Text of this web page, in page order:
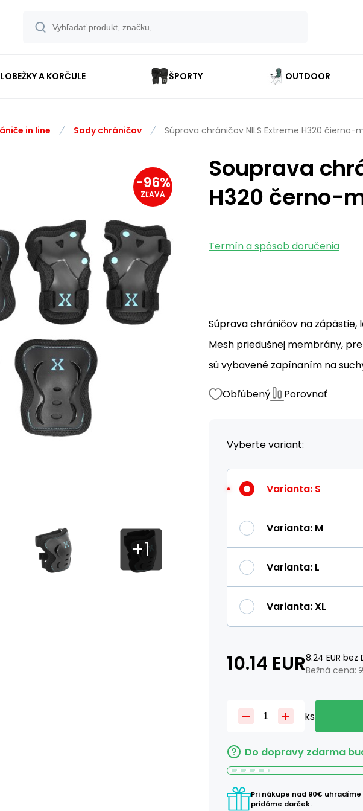
A KORČULE ŠPORTY OUTDOOR
in line Sady chráničov Súprava chráničov NILS Extreme H320 čierno-
-96%
ZĽAVA
Souprava
H320 černo-
Termín a spôsob doručenia
Súprava chráničov na
Mesh priedušnej membrány,
sú vybavené zapínaním na
Obľúbený Porovnať
Vyberte variant:
Varianta: S
Varianta: M
Varianta: L
Varianta:XL
10.14 EUR8.24 EUR bez
Bežná cena:
ks
Do dopravy zdarma
Pri nákupe nad 90€
pridáme darček.